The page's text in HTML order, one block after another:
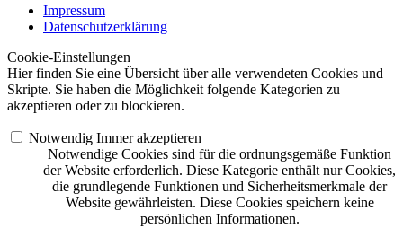
Impressum
Datenschutzerklärung
Cookie-Einstellungen
Hier finden Sie eine Übersicht über alle verwendeten Cookies und
Skripte. Sie haben die Möglichkeit folgende Kategorien zu
akzeptieren oder zu blockieren.
Notwendig Immer akzeptieren
Notwendige Cookies sind für die ordnungsgemäße Funktion
der Website erforderlich. Diese Kategorie enthält nur Cookies,
die grundlegende Funktionen und Sicherheitsmerkmale der
Website gewährleisten. Diese Cookies speichern keine
persönlichen Informationen.